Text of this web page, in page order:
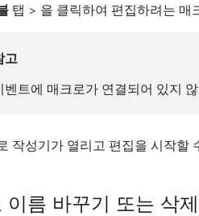
탭 > 을 클릭하여 편집하려는 매
고
벤트에 매크로가 연결되어 있지
작성기가 열리고 편집을 시작할
이름 바꾸기 또는 삭제